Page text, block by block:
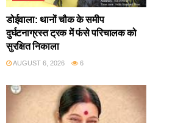
डोईवाला: थानों चौक के समीप
दुर्घटनाग्रस्त ट्रक में फंसे परिचालक को
सुरक्षित निकाला
AUGUST 6, 2026 6